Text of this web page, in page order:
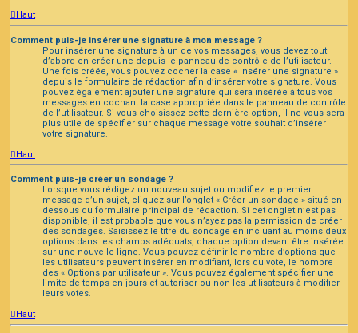
Haut
Comment puis-je insérer une signature à mon message ?
Pour insérer une signature à un de vos messages, vous devez tout
d’abord en créer une depuis le panneau de contrôle de l’utilisateur.
Une fois créée, vous pouvez cocher la case « Insérer une signature »
depuis le formulaire de rédaction afin d’insérer votre signature. Vous
pouvez également ajouter une signature qui sera insérée à tous vos
messages en cochant la case appropriée dans le panneau de contrôle
de l’utilisateur. Si vous choisissez cette dernière option, il ne vous sera
plus utile de spécifier sur chaque message votre souhait d’insérer
votre signature.
Haut
Comment puis-je créer un sondage ?
Lorsque vous rédigez un nouveau sujet ou modifiez le premier
message d’un sujet, cliquez sur l’onglet « Créer un sondage » situé en-
dessous du formulaire principal de rédaction. Si cet onglet n’est pas
disponible, il est probable que vous n’ayez pas la permission de créer
des sondages. Saisissez le titre du sondage en incluant au moins deux
options dans les champs adéquats, chaque option devant être insérée
sur une nouvelle ligne. Vous pouvez définir le nombre d’options que
les utilisateurs peuvent insérer en modifiant, lors du vote, le nombre
des « Options par utilisateur ». Vous pouvez également spécifier une
limite de temps en jours et autoriser ou non les utilisateurs à modifier
leurs votes.
Haut